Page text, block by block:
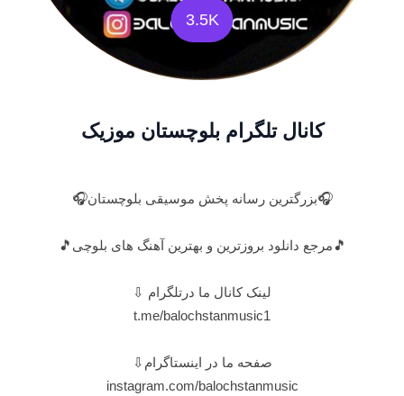
3.5K
کانال تلگرام بلوچستان موزیک
🎧بزرگترین رسانه پخش موسیقی بلوچستان🎧
🎵مرجع دانلود بروزترین و بهترین آهنگ های بلوچی🎵
لینک کانال ما در‌‌تلگرام ⇩
t.me/balochstanmusic1
صفحه ما در اینستاگرام⇩
instagram.com/balochstanmusic